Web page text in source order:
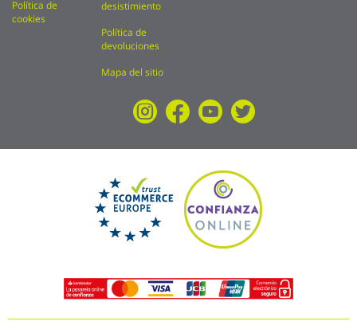
Política de
cookies
desistimiento
Política de
devoluciones
Mapa del sitio